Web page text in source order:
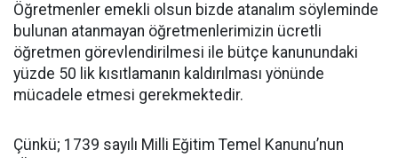
Öğretmenler emekli olsun bizde atanalım söyleminde
bulunan atanmayan öğretmenlerimizin ücretli
öğretmen görevlendirilmesi ile bütçe kanunundaki
yüzde 50 lik kısıtlamanın kaldırılması yönünde
mücadele etmesi gerekmektedir.
Çünkü; 1739 sayılı Milli Eğitim Temel Kanunu’nun